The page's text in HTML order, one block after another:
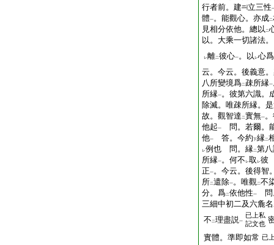
行者前。建
立三性
體一。能觀心。亦成二
見相分依他。總以 二
以。大乘一切諸法
レ離二彼心一。以 レ心爲
云。今云。後義意
八所變境爲二 疎所縁一
所縁一。彼第六識。
除滅。唯疎所縁。
故。觀智達 二實無一
他起一
問。若爾。
他一 答。今約下縁二
レ例也 問。縁二第
所縁一。何不 レ取 レ彼
正一。今云。後得智
所二遣除一。唯觀二不
分。爲二依他性一
問
三細中初二及六麁名
不 二理盡説一
已上私
記文也
實體。準即如常 已